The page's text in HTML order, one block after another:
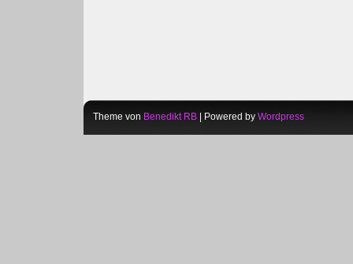
Theme von Benedikt RB | Powered by Wordpress